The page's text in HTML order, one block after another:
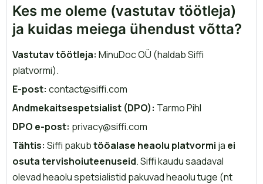
Kes me oleme (vastutav töötleja)
ja kuidas meiega ühendust võtta?
Vastutav töötleja: MinuDoc OÜ (haldab Siffi
platvormi).
E-post: contact@siffi.com
Andmekaitsespetsialist (DPO): Tarmo Pihl
DPO e-post: privacy@siffi.com
Tähtis: Siffi pakubtööalase heaolu platvormi ja ei
osuta tervishoiuteenuseid. Siffi kaudu saadaval
olevad heaolu spetsialistid pakuvad heaolu tuge (nt